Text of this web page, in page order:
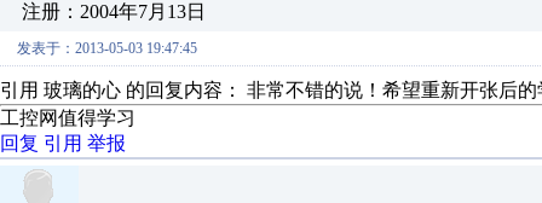
注册：2004年7月13日
发表于：2013-05-03 19:47:45
引用 玻璃的心 的回复内容： 非常不错的说！希望重新开张后
工控网值得学习
回复 引用 举报